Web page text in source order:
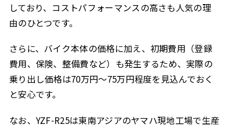
しており、コストパフォーマンスの高さも人気の理
由のひとつです。
さらに、バイク本体の価格に加え、初期費用（登録
費用、保険、整備費など）も発生するため、実際の
乗り出し価格は70万円〜75万円程度を見込んでおく
と安心です。
なお、YZF-R25は東南アジアのヤマハ現地工場で生産